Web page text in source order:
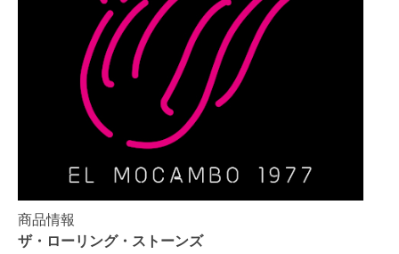
商品情報
ザ・ローリング・ストーンズ